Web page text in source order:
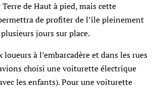
de Haut à pied, mais cette
de profiter de l’île pleinement
jours sur place.
à l’embarcadère et dans les rues
choisi une voiturette électrique
les enfants). Pour une voiturette